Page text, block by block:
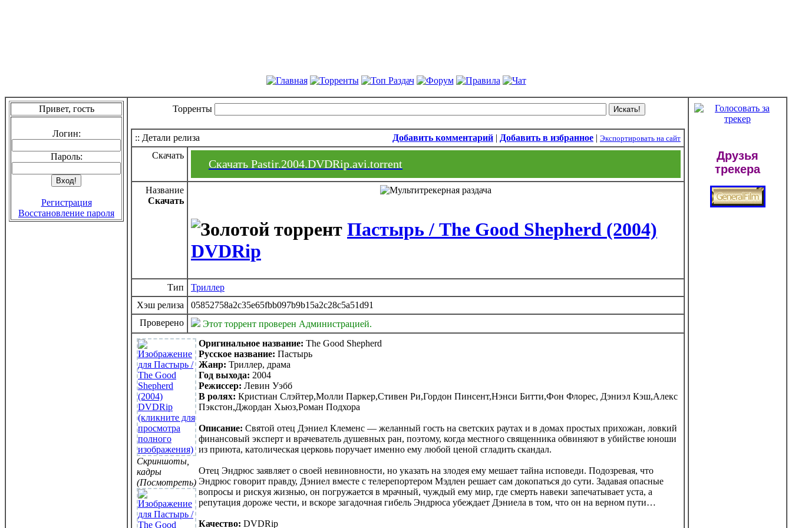
Привет, гость
Логин:
Пароль:
Регистрация
Восстановление пароля
Торренты
:: Детали релиза Добавить комментарий | Добавить в избранное | Экспортировать на сайт
Скачать
Скачать Pastir.2004.DVDRip.avi.torrent
Название
Скачать
Пастырь / The Good Shepherd (2004)
DVDRip
Тип
Триллер
Хэш релиза
05852758a2c35e65fbb097b9b15a2c28c5a51d91
Проверено
Этот торрент проверен Администрацией.
Скриншоты,
кадры
(Посмотреть)
Оригинальное название: The Good Shepherd
Русское название: Пастырь
Жанр: Триллер, драма
Год выхода: 2004
Режиссер: Левин Уэбб
В ролях: Кристиан Слэйтер,Молли Паркер,Стивен Ри,Гордон Пинсент,Нэнси Битти,Фон Флорес, Дэниэл Кэш,Алекс
Пэкстон,Джордан Хьюз,Роман Подхора
Описание: Святой отец Дэниел Клеменс — желанный гость на светских раутах и в домах простых прихожан, ловкий
финансовый эксперт и врачеватель душевных ран, поэтому, когда местного священника обвиняют в убийстве юноши
из приюта, католическая церковь поручает именно ему любой ценой сгладить скандал.
Отец Эндрюс заявляет о своей невиновности, но указать на злодея ему мешает тайна исповеди. Подозревая, что
Эндрюс говорит правду, Дэниел вместе с телерепортером Мэдлен решает сам докопаться до сути. Задавая опасные
вопросы и рискуя жизнью, он погружается в мрачный, чуждый ему мир, где смерть навеки запечатывает уста, а
репутация дороже чести, и вскоре загадочная гибель Эндрюса убеждает Дэниела в том, что он на верном пути…
Качество: DVDRip
Друзья
трекера